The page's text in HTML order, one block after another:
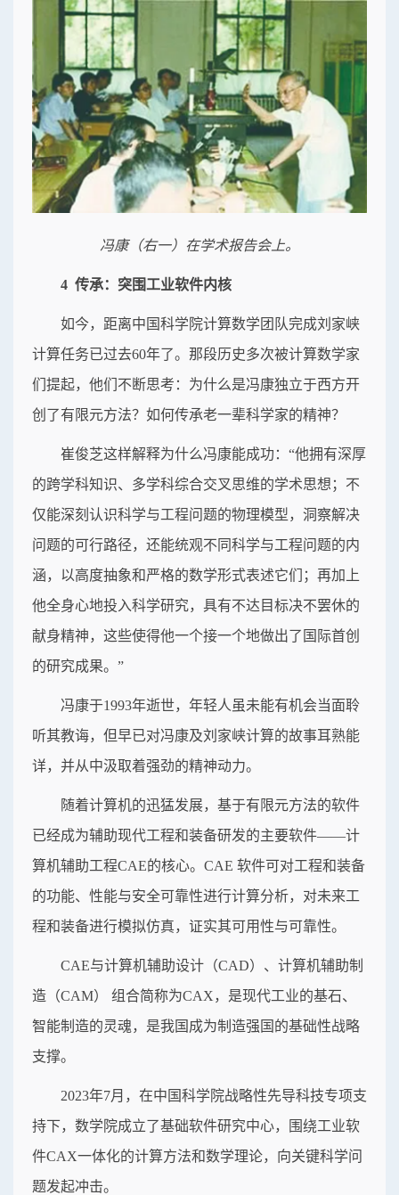
冯康（右一）在学术报告会上。
4 传承：突围工业软件内核
如今，距离中国科学院计算数学团队完成刘家峡
计算任务已过去60年了。那段历史多次被计算数学家
们提起，他们不断思考：为什么是冯康独立于西方开
创了有限元方法？如何传承老一辈科学家的精神？
崔俊芝这样解释为什么冯康能成功：“他拥有深厚
的跨学科知识、多学科综合交叉思维的学术思想；不
仅能深刻认识科学与工程问题的物理模型，洞察解决
问题的可行路径，还能统观不同科学与工程问题的内
涵，以高度抽象和严格的数学形式表述它们；再加上
他全身心地投入科学研究，具有不达目标决不罢休的
献身精神，这些使得他一个接一个地做出了国际首创
的研究成果。”
冯康于1993年逝世，年轻人虽未能有机会当面聆
听其教诲，但早已对冯康及刘家峡计算的故事耳熟能
详，并从中汲取着强劲的精神动力。
随着计算机的迅猛发展，基于有限元方法的软件
已经成为辅助现代工程和装备研发的主要软件——计
算机辅助工程CAE的核心。CAE 软件可对工程和装备
的功能、性能与安全可靠性进行计算分析，对未来工
程和装备进行模拟仿真，证实其可用性与可靠性。
CAE与计算机辅助设计（CAD）、计算机辅助制
造（CAM） 组合简称为CAX，是现代工业的基石、
智能制造的灵魂，是我国成为制造强国的基础性战略
支撑。
2023年7月，在中国科学院战略性先导科技专项支
持下，数学院成立了基础软件研究中心，围绕工业软
件CAX一体化的计算方法和数学理论，向关键科学问
题发起冲击。